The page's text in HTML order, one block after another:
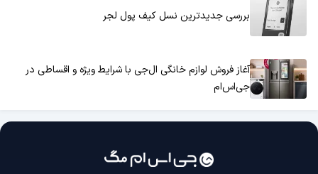
بررسی جدیدترین نسل کیف پول لجر
آغاز فروش لوازم خانگی ال‌جی با شرایط ویژه و اقساطی در
جی‌اس‌ام